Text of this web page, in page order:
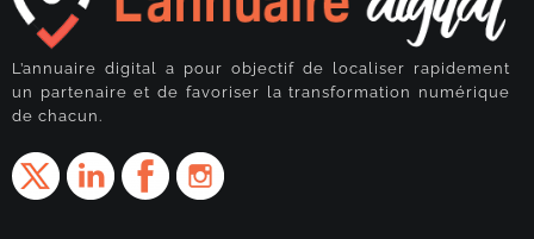
L’annuaire digital a pour objectif de localiser rapidement
un partenaire et de favoriser la transformation numérique
de chacun.